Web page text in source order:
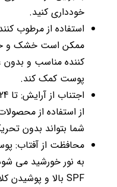
خودداری کنید.
استفاده از مرطوب
ممکن است خشک و
کننده مناسب و بدون
پوست کمک کند.
از استفاده از
شما بتواند بدون
محافظت از آفتاب:
به نور خورشید می
SPF بالا و پوشیدن کلاه و عینک آفتابی ضروری است.